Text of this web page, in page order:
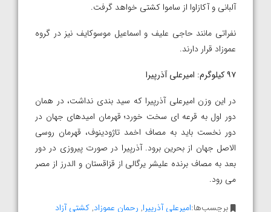
آلبانی و آکازاوا از ساموا کشتی خواهد گرفت.
نفراتی مانند حاجی علیف و اسماعیل موسوکایف نیز در گروه
عموزاد قرار دارند.
۹۷ کیلوگرم: امیرعلی آذرپیرا
در این وزن امیرعلی آذرپیرا که سید بندی نداشت، در همان
دور اول به قرعه ای سخت خورد؛ قهرمان امیدهای جهان در
دور نخست باید به مصاف اخمد تاژودینوف، قهرمان روسی
الاصل جهان از بحرین برود. آذرپیرا در صورت پیروزی در دور
بعد به مصاف برنده علیشر یرگالی از قزاقستان و الدرز از مصر
می رود.
برچسب‌ها:امیرعلی آذرپیرا, رحمان عموزاد,کشتی آزاد